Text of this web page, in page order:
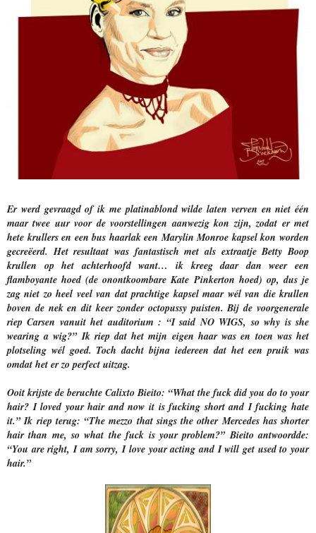
Er werd gevraagd of ik me platinablond wilde laten verven en niet één
maar twee uur voor de voorstellingen aanwezig kon zijn, zodat er met
hete krullers en een bus haarlak een Marylin Monroe kapsel kon worden
gecreëerd. Het resultaat was fantastisch met als extraatje Betty Boop
krullen op het achterhoofd want… ik kreeg daar dan weer een
flamboyante hoed (de onontkoombare Kate Pinkerton hoed) op, dus je
zag niet zo heel veel van dat prachtige kapsel maar wél van die krullen
boven de nek en dit keer zonder octopussy puisten. Bij de voorgenerale
riep Carsen vanuit het auditorium : “I said NO WIGS, so why is she
wearing a wig?” Ik riep dat het mijn eigen haar was en toen was het
plotseling wél goed. Toch dacht bijna iedereen dat het een pruik was
omdat het er zo perfect uitzag.
Ooit krijste de beruchte Calixto Bieito: “What the fuck did you do to your
hair? I loved your hair and now it is fucking short and I fucking hate
it.” Ik riep terug: “The mezzo that sings the other Mercedes has shorter
hair than me, so what the fuck is your problem?” Bieito antwoordde:
“You are right, I am sorry, I love your acting and I will get used to your
hair.”